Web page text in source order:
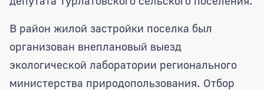
В район жилой застройки поселка был
организован внеплановый выезд
экологической лаборатории регионального
министерства природопользования. Отбор